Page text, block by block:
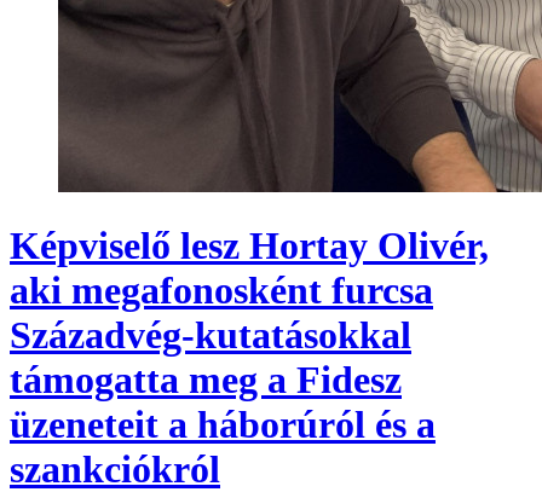
Képviselő lesz Hortay Olivér,
aki megafonosként furcsa
Századvég-kutatásokkal
támogatta meg a Fidesz
üzeneteit a háborúról és a
szankciókról